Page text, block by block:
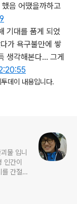
음 어땠을까하고
기대를 품게 되었
가 욕구불만에 쌓
생각해본다... 그게
데이 내용입니다.
물 입니
간이
간절히